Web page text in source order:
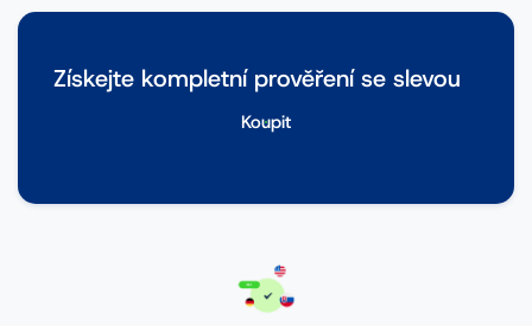
Získejte kompletní prověření se slevou
Koupit